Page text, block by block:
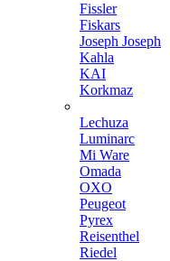
Fissler
Fiskars
Joseph Joseph
Kahla
KAI
Korkmaz
Lechuza
Luminarc
Mi Ware
Omada
OXO
Peugeot
Pyrex
Reisenthel
Riedel